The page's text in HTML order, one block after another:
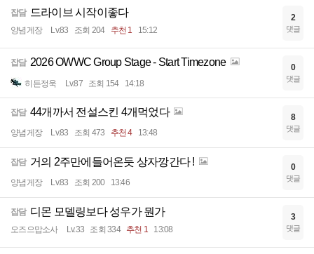
잡담 드라이브 시작이좋다
양념게장 Lv.83 조회 204 추천 1 15:12
2
댓글
잡담 2026 OWWC Group Stage - Start Timezone
히든정욱 Lv.87 조회 154 14:18
0
댓글
잡담 44개까서 전설스킨 4개먹었다
양념게장 Lv.83 조회 473 추천 4 13:48
8
댓글
잡담 거의 2주만에들어온듯 상자깡간다 !
양념게장 Lv.83 조회 200 13:46
0
댓글
잡담 디몬 모델링보다 성우가 뭔가
오즈으맙소사 Lv.33 조회 334 추천 1 13:08
3
댓글